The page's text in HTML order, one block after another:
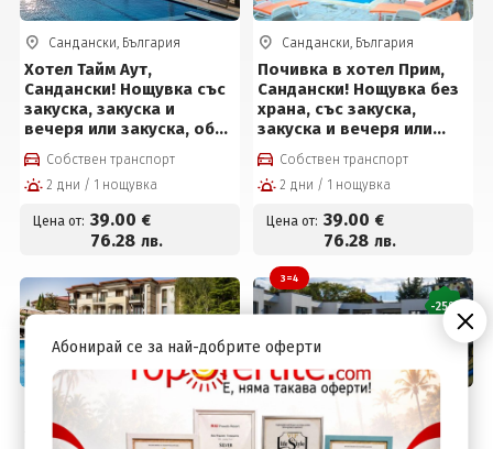
Сандански, България
Хотел Тайм Аут,
Сандански! Нощувка със
закуска, закуска и
вечеря или закуска, обяд
и вечеря, външен и
вътрешен басейн, детски
басейн и джакузи на
Собствен транспорт
2 дни / 1 нощувка
Цена от: 39.00 €
76.28 лв.
Сандански, България
Почивка в хотел Прим,
Сандански! Нощувка без
храна, със закуска,
закуска и вечеря или
пълен пансион + басейн,
сауна и парна баня на
цени от 39 € на човек
Собствен транспорт
2 дни / 1 нощувка
Цена от: 39.00 €
76.28 лв.
2026г в Парк хотел
3=4
-25%
Сандански, България
3=4 в хотел Медите СПА
Абонирай се за най-добрите оферти